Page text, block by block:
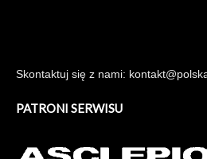
Skontaktuj się z nami:
PATRONI SERWISU